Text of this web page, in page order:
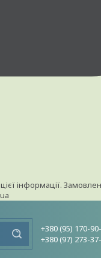
інформації.
+380 (95) 170-
+380 (97) 273-